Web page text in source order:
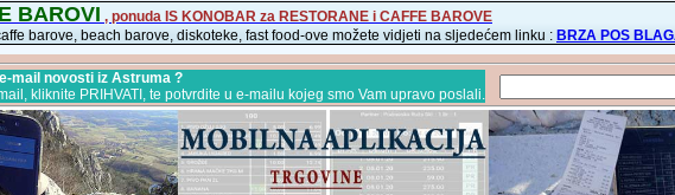
BAROVI , ponuda IS KONOBAR za RESTORANE i CAFFE BAROVE
barove, beach barove, diskoteke, fast food-ove možete vidjeti na sljedećem linku : BRZA POS
mail novosti iz Astruma ?
kliknite PRIHVATI, te potvrdite u e-mailu kojeg smo Vam upravo poslali.